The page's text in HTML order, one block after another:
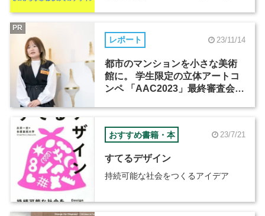
レポート 23/11/14
都市のマンションを小さな美術
館に。 学生限定の立体アートコ
ンペ 「AAC2023」最終審査会レ
PR
おすすめ書籍・本 23/7/21
すてるデザイン
持続可能な社会をつくるアイデア